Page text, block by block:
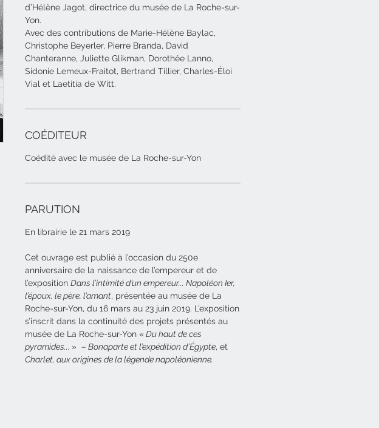
d’Hélène Jagot, directrice du musée de La Roche-sur-
Yon.
Avec des contributions de Marie-Hélène Baylac,
Christophe Beyerler, Pierre Branda, David
Chanteranne, Juliette Glikman, Dorothée Lanno,
Sidonie Lemeux-Fraitot, Bertrand Tillier, Charles-Éloi
Vial et Laetitia de Witt.
COÉDITEUR
Coédité avec le musée de La Roche-sur-Yon
PARUTION
En librairie le 21 mars 2019
Cet ouvrage est publié à l’occasion du 250e
anniversaire de la naissance de l’empereur et de
l’exposition Dans l’intimité d’un empereur... Napoléon Ier,
l’époux, le père, l’amant, présentée au musée de La
Roche-sur-Yon, du 16 mars au 23 juin 2019. L’exposition
s’inscrit dans la continuité des projets présentés au
musée de La Roche-sur-Yon « Du haut de ces
pyramides... » – Bonaparte et l’expédition d’Égypte, et
Charlet, aux origines de la légende napoléonienne.